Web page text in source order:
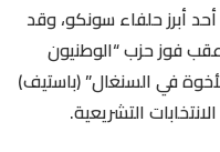
من العمر 43 عاما، أحد أبرز حلفاء سونكو، وقد
تولى رئاسة البرلمان أواخر عام 2024 عقب فوز حزب “الوطنيون
في السنغال” (باستيف)